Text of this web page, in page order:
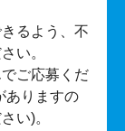
るよう、不
い。
ご応募くだ
ありますの
い)。